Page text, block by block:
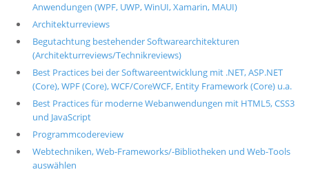
Anwendungen (WPF, UWP, WinUI, Xamarin, MAUI)
Architekturreviews
Begutachtung bestehender Softwarearchitekturen
(Architekturreviews/Technikreviews)
Best Practices bei der Softwareentwicklung mit .NET, ASP.NET
(Core), WPF (Core), WCF/CoreWCF, Entity Framework (Core) u.a.
Best Practices für moderne Webanwendungen mit HTML5, CSS3
und JavaScript
Programmcodereview
Webtechniken, Web-Frameworks/-Bibliotheken und Web-Tools
auswählen